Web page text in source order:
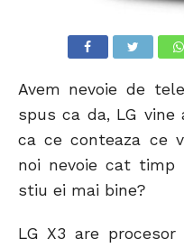
Avem nevoie de
spus ca da, LG vine
ca ce conteaza ce
noi nevoie cat timp
stiu ei mai bine?
LG X3 are